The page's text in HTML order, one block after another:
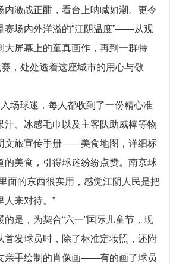
内激战正酣，看台上呐喊如潮。更令
赛场内外洋溢的“江阴温度”——从观
大屏幕上的童真画作，再到一群特
赛，处处透着这座城市的用心与敬
场球迷，每人都收到了一份精心准
汁、冰感毛巾以及主客队助威棒等物
文旅宣传手册——美食地图，详细标
的美食，引得球迷纷纷点赞。南京球
面的东西很实用，感觉江阴人民是把
人来对待。”
的是，为契合“六一”国际儿童节，现
首发球员时，除了标准定妆照，还附
亲手绘制的肖像画——有的画了球员